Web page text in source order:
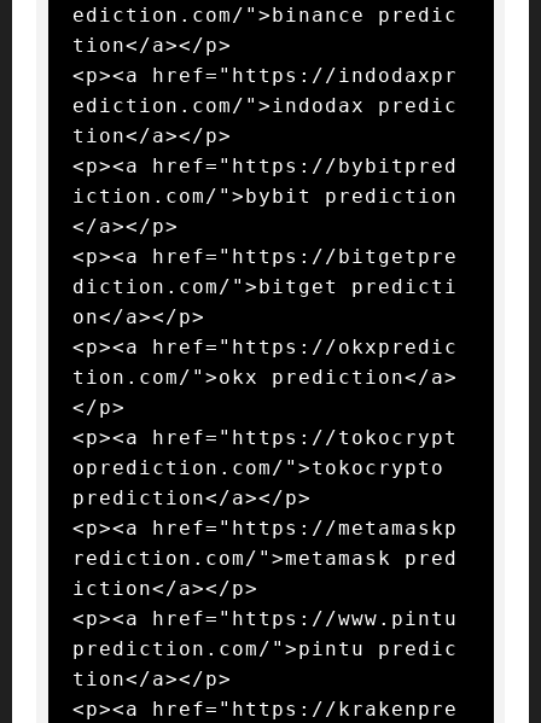
ediction.com/">binance predic
tion</a></p>
<p><a href="https://indodaxpr
ediction.com/">indodax predic
tion</a></p>
<p><a href="https://bybitpred
iction.com/">bybit prediction
</a></p>
<p><a href="https://bitgetpre
diction.com/">bitget predicti
on</a></p>
<p><a href="https://okxpredic
tion.com/">okx prediction</a>
</p>
<p><a href="https://tokocrypt
oprediction.com/">tokocrypto
prediction</a></p>
<p><a href="https://metamaskp
rediction.com/">metamask pred
iction</a></p>
<p><a href="https://www.pintu
prediction.com/">pintu predic
tion</a></p>
<p><a href="https://krakenpre